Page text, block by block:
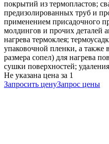
покрытий из термопластов;
предизолированных труб и
применением присадочного
молдингов и прочих деталей
нагрева термоклея;
упаковочной пленки, а также
размера сопел) для нагрева
сушки поверхностей;
Не указана цена за 1
Запросить ценуЗапрос цены